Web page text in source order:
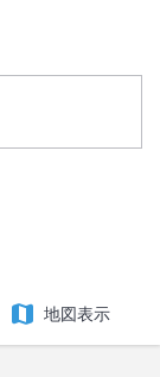
地図表示